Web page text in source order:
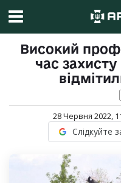
Високий
час
28 Червня 2022,
Слідкуйте